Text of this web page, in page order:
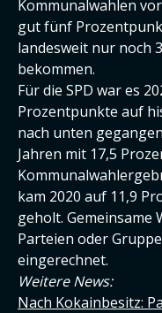
Kommunalwahlen
gut fünf
landesweit nur noch
bekommen.
Für die SPD war es
Prozentpunkte auf
nach unten
Jahren mit 17,5
kam 2020 auf 11,9
geholt. Gemeinsame
Parteien oder
eingerechnet.
Weitere News:
Nach Kokainbesitz: